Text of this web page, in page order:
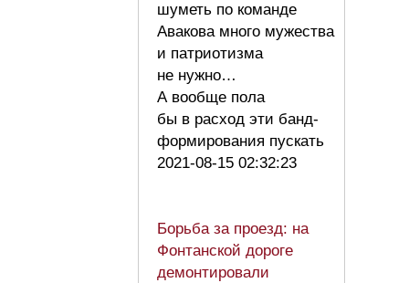
шуметь по команде
Авакова много мужества
и патриотизма
не нужно…
А вообще пола
бы в расход эти банд-
формирования пускать
2021-08-15 02:32:23
Борьба за проезд: на
Фонтанской дороге
демонтировали